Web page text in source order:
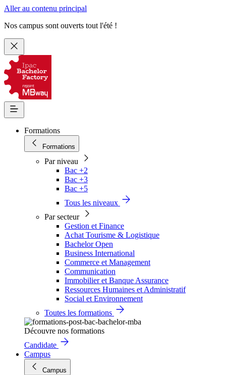
Aller au contenu principal
Nos campus sont ouverts tout l'été !
Formations
Formations
Par niveau
Bac +2
Bac +3
Bac +5
Tous les niveaux
Par secteur
Gestion et Finance
Achat Tourisme & Logistique
Bachelor Open
Business International
Commerce et Management
Communication
Immobilier et Banque Assurance
Ressources Humaines et Administratif
Social et Environnement
Toutes les formations
Découvre nos formations
Candidate
Campus
Campus